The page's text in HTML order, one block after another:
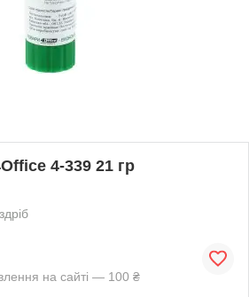
4-339 21 гр
на сайті — 100 ₴